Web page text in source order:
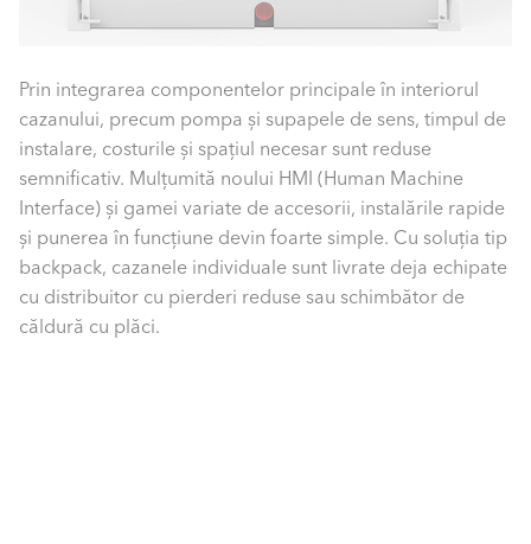
Prin integrarea componentelor principale în interiorul
cazanului, precum pompa și supapele de sens, timpul de
instalare, costurile și spațiul necesar sunt reduse
semnificativ. Mulțumită noului HMI (Human Machine
Interface) și gamei variate de accesorii, instalările rapide
și punerea în funcțiune devin foarte simple. Cu soluția tip
backpack, cazanele individuale sunt livrate deja echipate
cu distribuitor cu pierderi reduse sau schimbător de
căldură cu plăci.